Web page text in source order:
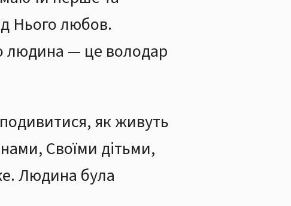
Нього любов.
людина — це володар
як живуть
Своїми дітьми,
Людина була